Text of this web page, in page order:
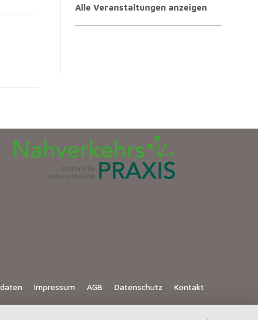
Alle Veranstaltungen anzeigen
Impressum AGB Datenschutz Kontakt